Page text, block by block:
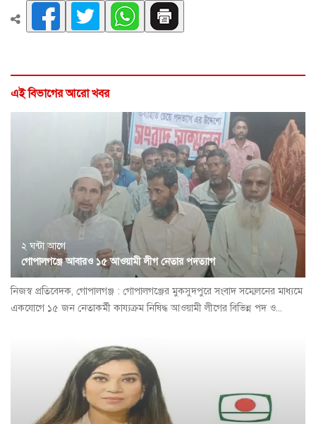
এই বিভাগের আরো খবর
২ ঘন্টা আগে
গোপালগঞ্জে আবারও ১৫ আওয়ামী লীগ নেতার পদত্যাগ
নিজস্ব প্রতিবেদক, গোপালগঞ্জ : গোপালগঞ্জের মুকসুদপুরে সংবাদ সম্মেলনের মাধ্যমে
একযোগে ১৫ জন নেতাকর্মী কায্যক্রম নিষিদ্ধ আওয়ামী লীগের বিভিন্ন পদ ও...